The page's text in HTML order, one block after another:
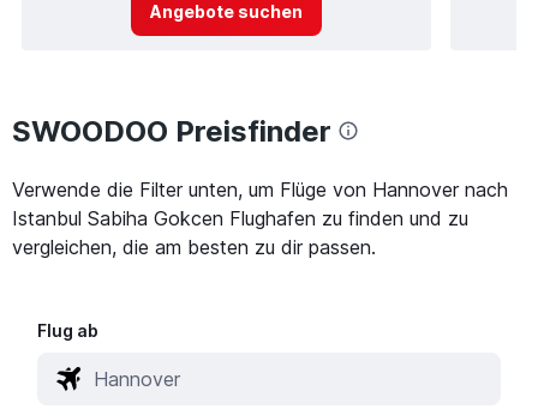
Angebote suchen
SWOODOO Preisfinder
Verwende die Filter unten, um Flüge von Hannover nach
Istanbul Sabiha Gokcen Flughafen zu finden und zu
vergleichen, die am besten zu dir passen.
Flug ab